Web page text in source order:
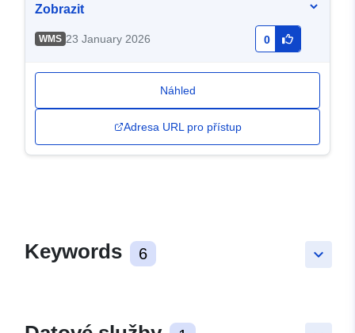
Zobrazit
WMS 23 January 2026 0
Náhled
Adresa URL pro přístup
keyboard_arrow_down
Keywords 6